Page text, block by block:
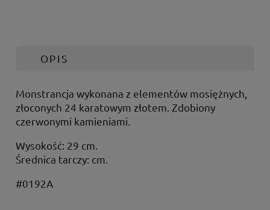
OPIS
Monstrancja wykonana z elementów mosiężnych,
złoconych 24 karatowym złotem. Zdobiony
czerwonymi kamieniami.
Wysokość: 29 cm.
Średnica tarczy: cm.
#0192A